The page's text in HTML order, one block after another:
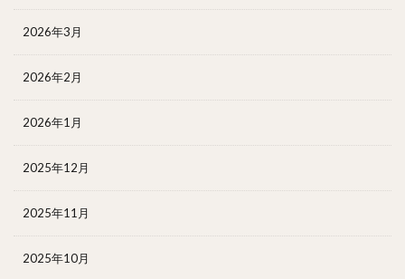
2026年3月
2026年2月
2026年1月
2025年12月
2025年11月
2025年10月